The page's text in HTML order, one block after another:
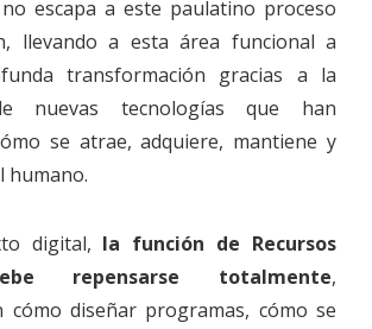
escapa a este paulatino proceso
llevando a esta área funcional a
transformación gracias a la
nuevas tecnologías que han
se atrae, adquiere, mantiene y
humano.
digital, la función de Recursos
repensarse totalmente,
cómo diseñar programas, cómo se